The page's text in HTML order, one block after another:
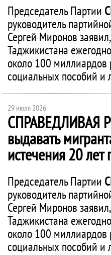
Председатель Партии
руководитель
Сергей Миронов
Таджикистана
около 100 миллиардов
социальных пособий и
29 июля 2026
СПРАВЕДЛИВАЯ
выдавать
истечения 20
Председатель Партии
руководитель
Сергей Миронов
Таджикистана
около 100 миллиардов
социальных пособий и